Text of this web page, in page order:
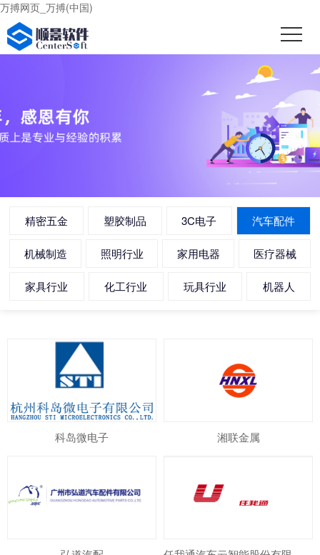
万搏网页_万搏(中国)
精密五金 塑胶制品 3C电子 汽车配件
机械制造 照明行业 家用电器 医疗器械
家具行业 化工行业 玩具行业 机器人
科岛微电子 湘联金属